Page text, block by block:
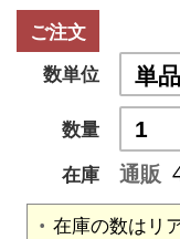
ご注文
数単位
数量
在庫
通販
在庫の数はリ